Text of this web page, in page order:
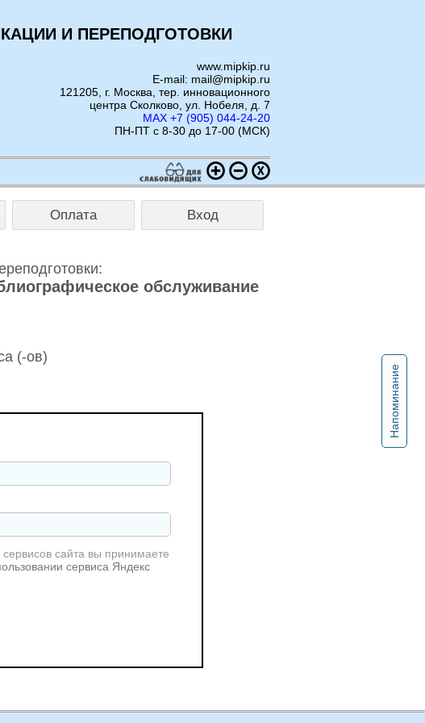
И ПЕРЕПОДГОТОВКИ
www.mipkip.ru
E-mail: mail@mipkip.ru
121205, г. Москва, тер. инновационного
центра Сколково, ул. Нобеля, д. 7
MAX +7 (905) 044-24-20
ПН-ПТ с 8-30 до 17-00 (МСК)
Оплата Вход
Напоминание
обслуживание
(-ов)
сайта вы принимаете
сервиса Яндекс